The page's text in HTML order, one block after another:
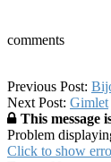
comments
2019-
01-
18
Previous Post:
Next Post: Gimlet
This message
Problem
Click to show